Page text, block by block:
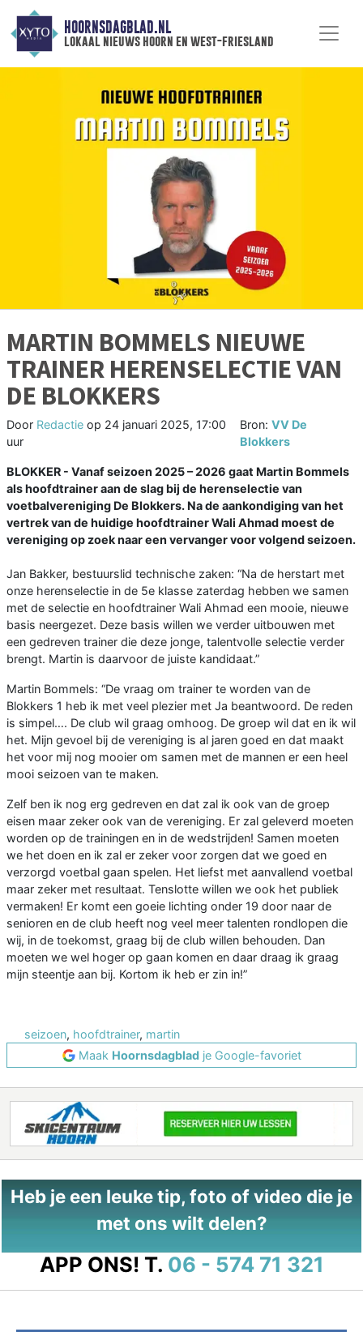
HOORNSDAGBLAD.NL
lokaal nieuws hoorn en west-friesland
MARTIN BOMMELS NIEUWE
TRAINER HERENSELECTIE VAN
DE BLOKKERS
Door Redactie op 24 januari 2025, 17:00
uur
Bron: VV De
Blokkers
BLOKKER - Vanaf seizoen 2025 – 2026 gaat Martin Bommels
als hoofdtrainer aan de slag bij de herenselectie van
voetbalvereniging De Blokkers. Na de aankondiging van het
vertrek van de huidige hoofdtrainer Wali Ahmad moest de
vereniging op zoek naar een vervanger voor volgend seizoen.
Jan Bakker, bestuurslid technische zaken: “Na de herstart met
onze herenselectie in de 5e klasse zaterdag hebben we samen
met de selectie en hoofdtrainer Wali Ahmad een mooie, nieuwe
basis neergezet. Deze basis willen we verder uitbouwen met
een gedreven trainer die deze jonge, talentvolle selectie verder
brengt. Martin is daarvoor de juiste kandidaat.”
Martin Bommels: “De vraag om trainer te worden van de
Blokkers 1 heb ik met veel plezier met Ja beantwoord. De reden
is simpel…. De club wil graag omhoog. De groep wil dat en ik wil
het. Mijn gevoel bij de vereniging is al jaren goed en dat maakt
het voor mij nog mooier om samen met de mannen er een heel
mooi seizoen van te maken.
Zelf ben ik nog erg gedreven en dat zal ik ook van de groep
eisen maar zeker ook van de vereniging. Er zal geleverd moeten
worden op de trainingen en in de wedstrijden! Samen moeten
we het doen en ik zal er zeker voor zorgen dat we goed en
verzorgd voetbal gaan spelen. Het liefst met aanvallend voetbal
maar zeker met resultaat. Tenslotte willen we ook het publiek
vermaken! Er komt een goeie lichting onder 19 door naar de
senioren en de club heeft nog veel meer talenten rondlopen die
wij, in de toekomst, graag bij de club willen behouden. Dan
moeten we wel hoger op gaan komen en daar draag ik graag
mijn steentje aan bij. Kortom ik heb er zin in!”
seizoen, hoofdtrainer, martin
Maak Hoornsdagbladje Google-favoriet
Heb je een leuke tip, foto of video die je
met ons wilt delen?
APP ONS! T. 06 - 574 71 321